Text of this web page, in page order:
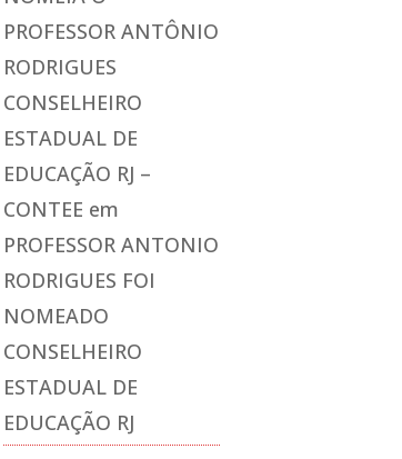
PROFESSOR ANTÔNIO
RODRIGUES
CONSELHEIRO
ESTADUAL DE
EDUCAÇÃO RJ –
CONTEE em
PROFESSOR ANTONIO
RODRIGUES FOI
NOMEADO
CONSELHEIRO
ESTADUAL DE
EDUCAÇÃO RJ